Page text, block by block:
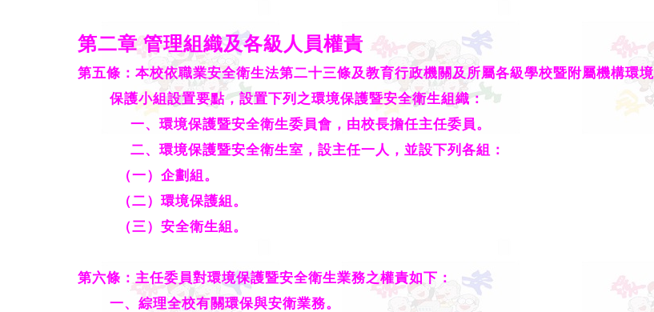
第二章 管理組織及各級人員權責
第五條：本校依職業安全衛生法第二十三條及教育行政機關及所屬各級學校暨附屬機構環境
保護小組設置要點，設置下列之環境保護暨安全衛生組織：
一、 環境保護暨安全衛生委員會，由校長擔任主任委員。
二、 環境保護暨安全衛生室，設主任一人，並設下列各組：
（一）企劃組。
（二）環境保護組。
（三）安全衛生組。
第六條：主任委員對環境保護暨安全衛生業務之權責如下：
一、綜理全校有關環保與安衛業務。